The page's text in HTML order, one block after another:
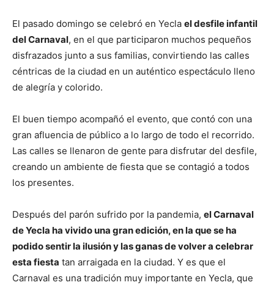
El pasado domingo se celebró en Yecla el desfile infantil
del Carnaval, en el que participaron muchos pequeños
disfrazados junto a sus familias, convirtiendo las calles
céntricas de la ciudad en un auténtico espectáculo lleno
de alegría y colorido.
El buen tiempo acompañó el evento, que contó con una
gran afluencia de público a lo largo de todo el recorrido.
Las calles se llenaron de gente para disfrutar del desfile,
creando un ambiente de fiesta que se contagió a todos
los presentes.
Después del parón sufrido por la pandemia, el Carnaval
de Yecla ha vivido una gran edición, en la que se ha
podido sentir la ilusión y las ganas de volver a celebrar
esta fiesta tan arraigada en la ciudad. Y es que el
Carnaval es una tradición muy importante en Yecla, que